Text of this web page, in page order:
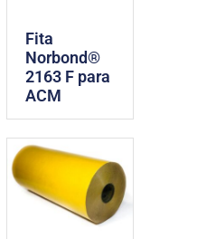
Fita
Norbond®
2163 F para
ACM